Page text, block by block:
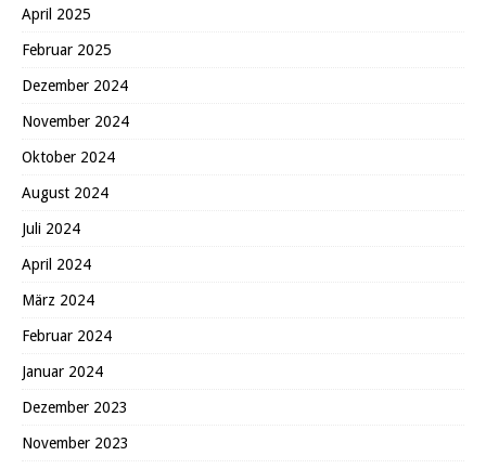
April 2025
Februar 2025
Dezember 2024
November 2024
Oktober 2024
August 2024
Juli 2024
April 2024
März 2024
Februar 2024
Januar 2024
Dezember 2023
November 2023